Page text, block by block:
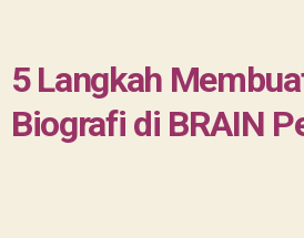
5 Langkah
Biografi di BRAIN